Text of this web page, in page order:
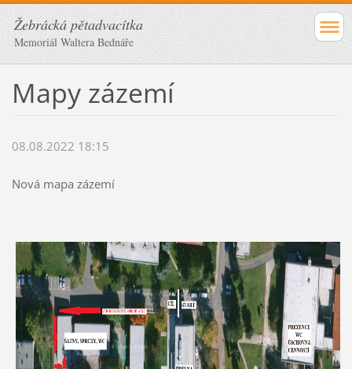
Žebrácká pětadvacítka
Memoriál Waltera Bednáře
Mapy zázemí
08.08.2022 18:15
Nová mapa zázemí